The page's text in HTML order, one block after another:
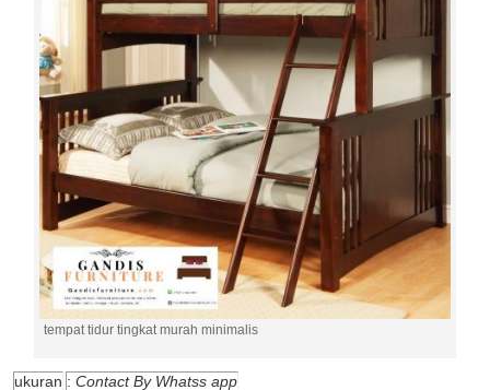
tempat tidur tingkat murah minimalis
ukuran : Contact By Whatss app